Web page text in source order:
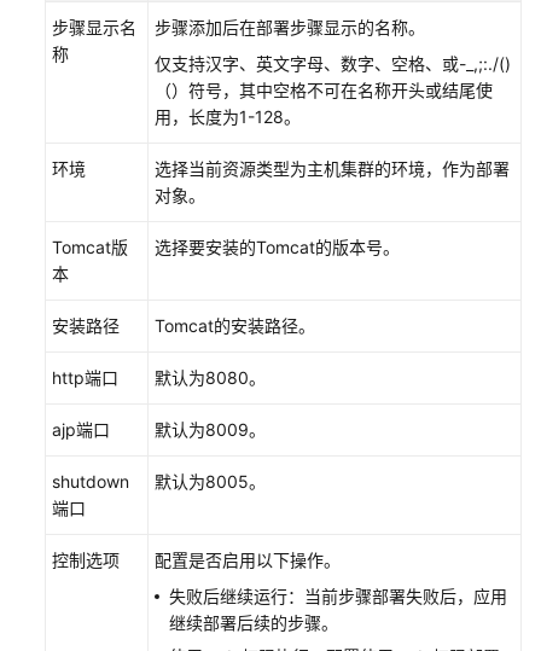
指
南
务
使
用
程
开
通
并
授
权
用
步骤显示名
称
步骤添加后在部署步骤显示的名称。
仅支持汉字、英文字母、数字、空格、或-_,;:./()
（）符号，其中空格不可在名称开头或结尾使
用，长度为1-128。
环境
选择当前资源类型为主机集群的环境，作为部署
对象。
Tomcat版
本
选择要安装的Tomcat的版本号。
安装路径 Tomcat的安装路径。
http端口 默认为8080。
ajp端口 默认为8009。
shutdown
端口
默认为8005。
控制选项
配置是否启用以下操作。
失败后继续运行：当前步骤部署失败后，应用
继续部署后续的步骤。